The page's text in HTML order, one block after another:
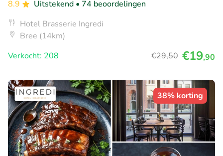
8.9
Uitstekend • 74 beoordelingen
Hotel Brasserie Ingredi
Bree (14km)
Verkocht: 208
€29,50 €19,90
38% korting